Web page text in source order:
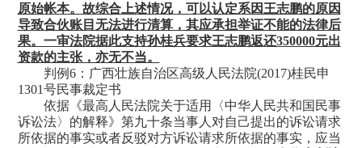
原始帐本。故综合上述情况，可以认定系因王志鹏的原因
导致合伙账目无法进行清算，其应承担举证不能的法律后
果。一审法院据此支持孙桂兵要求王志鹏返还350000元出
资款的主张，亦无不当。
判例6：广西壮族自治区高级人民法院(2017)桂民申
1301号民事裁定书
依据《最高人民法院关于适用〈中华人民共和国民事
诉讼法〉的解释》第九十条当事人对自己提出的诉讼请求
所依据的事实或者反驳对方诉讼请求所依据的事实，应当